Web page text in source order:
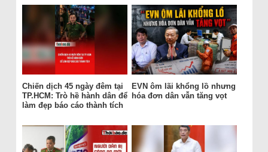
Chiến dịch 45 ngày đêm tại
TP.HCM: Trò hề hành dân để
làm đẹp báo cáo thành tích
EVN ôm lãi khổng lồ nhưng
hóa đơn dân vẫn tăng vọt